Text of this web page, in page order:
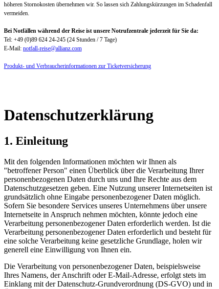
höheren Stornokosten übernehmen wir. So lassen sich Zahlungskürzungen im Schadenfall
vermeiden.
Bei Notfällen während der Reise ist unsere Notrufzentrale jederzeit für Sie da:
Tel: +49 (0)89 624 24-245 (24 Stunden / 7 Tage)
E-Mail: notfall-reise@allianz.com
Produkt- und Verbraucherinformationen zur Ticketversicherung
Datenschutzerklärung
1. Einleitung
Mit den folgenden Informationen möchten wir Ihnen als
"betroffener Person" einen Überblick über die Verarbeitung Ihrer
personenbezogenen Daten durch uns und Ihre Rechte aus dem
Datenschutzgesetzen geben. Eine Nutzung unserer Internetseiten ist
grundsätzlich ohne Eingabe personenbezogener Daten möglich.
Sofern Sie besondere Services unseres Unternehmens über unsere
Internetseite in Anspruch nehmen möchten, könnte jedoch eine
Verarbeitung personenbezogener Daten erforderlich werden. Ist die
Verarbeitung personenbezogener Daten erforderlich und besteht für
eine solche Verarbeitung keine gesetzliche Grundlage, holen wir
generell eine Einwilligung von Ihnen ein.
Die Verarbeitung von personenbezogener Daten, beispielsweise
Ihres Namens, der Anschrift oder E-Mail-Adresse, erfolgt stets im
Einklang mit der Datenschutz-Grundverordnung (DS-GVO) und in